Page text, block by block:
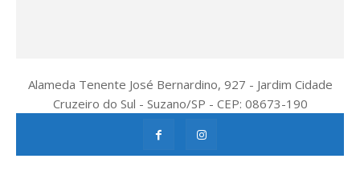
by hallak 11 99803 3929